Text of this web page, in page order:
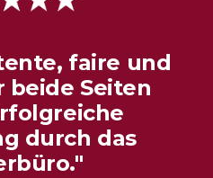
faire und
beide Seiten
durch das